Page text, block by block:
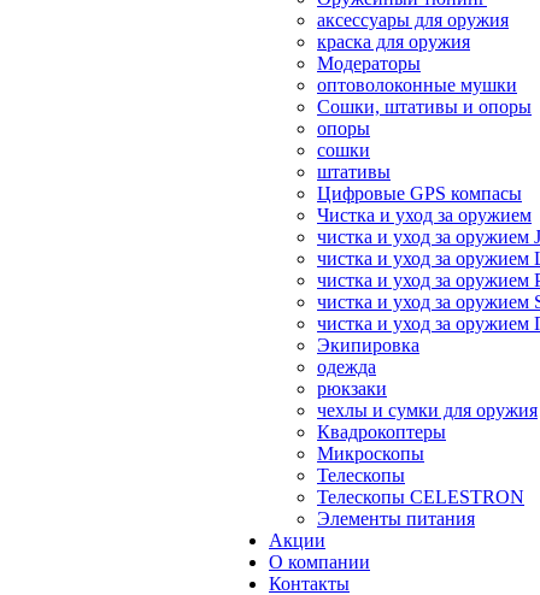
аксессуары для оружия
краска для оружия
Модераторы
оптоволоконные мушки
Сошки, штативы и опоры
опоры
сошки
штативы
Цифровые GPS компасы
Чистка и уход за оружием
чистка и уход за оружием
чистка и уход за оружием
чистка и уход за оружием
чистка и уход за оружием
чистка и уход за
Экипировка
одежда
рюкзаки
чехлы и сумки для оружия
Квадрокоптеры
Микроскопы
Телескопы
Телескопы CELESTRON
Элементы питания
Акции
О компании
Контакты